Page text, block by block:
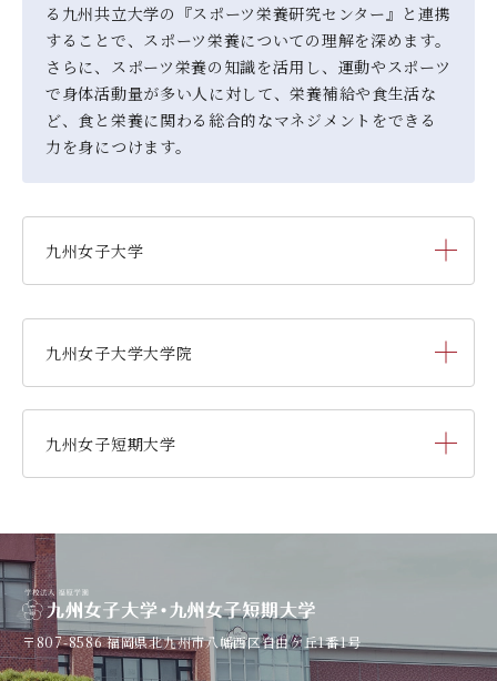
る九州共立大学の『スポーツ栄養研究センター』と連携
することで、スポーツ栄養についての理解を深めます。
さらに、スポーツ栄養の知識を活用し、運動やスポーツ
で身体活動量が多い人に対して、栄養補給や食生活な
ど、食と栄養に関わる総合的なマネジメントをできる
力を身につけます。
九州女子大学
家政学部生活デザイン学科（旧 人間生活学科）
家政学部栄養学科［管理栄養士課程］
人間科学部児童・幼児教育学科
（旧 人間発達学科 人間発達
攻）
九州女子大学大学院
九州女子短期大学
子ども健康学科
専攻科 子ども健康学専攻
〒807-8586福岡県北九州市八幡西区自由ケ丘1番1号